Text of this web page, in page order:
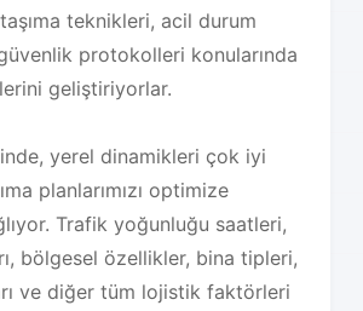
teknikleri, acil durum
protokolleri konularında
geliştiriyorlar.
yerel dinamikleri çok iyi
planlarımızı optimize
Trafik yoğunluğu saatleri,
bölgesel özellikler, bina tipleri,
ve diğer tüm lojistik faktörleri